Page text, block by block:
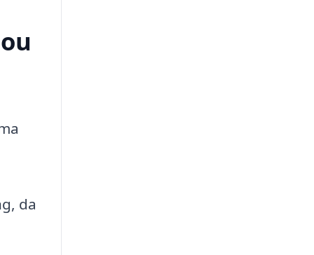
da